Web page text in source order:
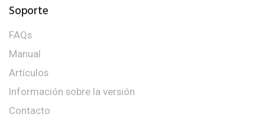
Soporte
FAQs
Manual
Artículos
Información sobre la versión
Contacto